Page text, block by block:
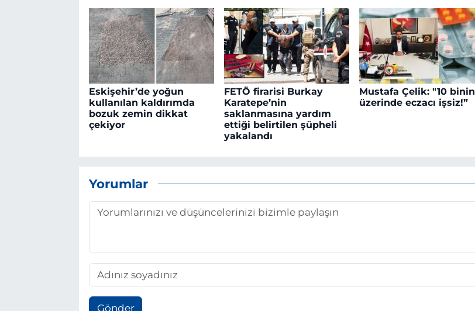
Eskişehir’de yoğun
kullanılan kaldırımda
bozuk zemin dikkat
çekiyor
FETÖ firarisi Burkay
Karatepe’nin
saklanmasına yardım
ettiği belirtilen şüpheli
yakalandı
Mustafa Çelik: "10 binin
üzerinde eczacı işsiz!”
Yorumlar
Gönder